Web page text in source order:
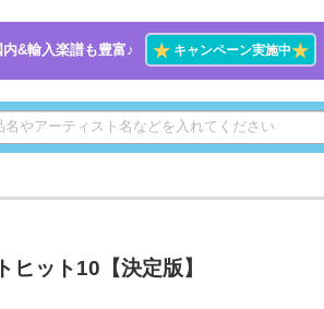
内&輸入楽譜も豊富♪ ★キャンペーン実施中★
ヒット10【決定版】